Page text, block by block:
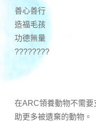
善心善行
造福毛孩
功德無量
????????
在ARC領養動物不需
助更多被遺棄的動物。